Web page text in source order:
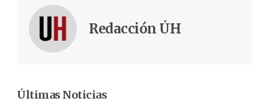
Redacción ÚH
Últimas Noticias